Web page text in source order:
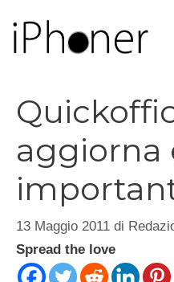
contenuto
aggiorna
13 Maggio 2011 di
Spread the love